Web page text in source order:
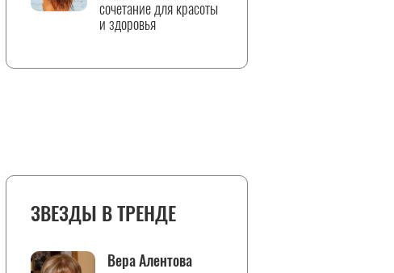
сочетание для красоты
и здоровья
ЗВЕЗДЫ В ТРЕНДЕ
Вера Алентова